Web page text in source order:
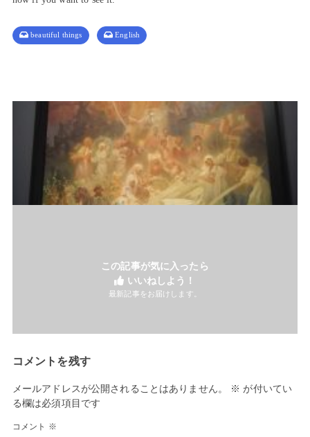
beautiful things English
この記事が気に入ったら
いいねしよう！
最新記事をお届けします。
コメントを残す
メールアドレスが公開されることはありません。 ※ が付いてい
る欄は必須項目です
コメント ※